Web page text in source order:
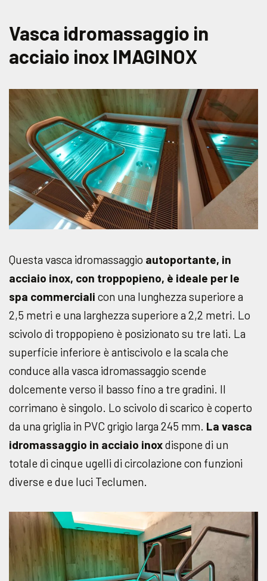
Vasca idromassaggio in
acciaio inox IMAGINOX
Questa vasca idromassaggio autoportante, in
acciaio inox, con troppopieno, è ideale per le
spa commerciali con una lunghezza superiore a
2,5 metri e una larghezza superiore a 2,2 metri. Lo
scivolo di troppopieno è posizionato su tre lati. La
superficie inferiore è antiscivolo e la scala che
conduce alla vasca idromassaggio scende
dolcemente verso il basso fino a tre gradini. Il
corrimano è singolo. Lo scivolo di scarico è coperto
da una griglia in PVC grigio larga 245 mm. La vasca
idromassaggio in acciaio inoxdispone di un
totale di cinque ugelli di circolazione con funzioni
diverse e due luci Teclumen.